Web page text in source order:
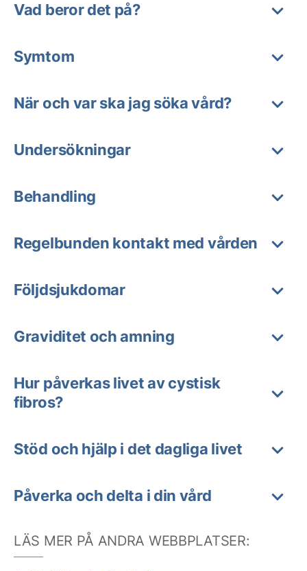
Vad beror det på?
Symtom
När och var ska jag söka vård?
Undersökningar
Behandling
Regelbunden kontakt med vården
Följdsjukdomar
Graviditet och amning
Hur påverkas livet av cystisk
fibros?
Stöd och hjälp i det dagliga livet
Påverka och delta i din vård
LÄS MER PÅ ANDRA WEBBPLATSER: